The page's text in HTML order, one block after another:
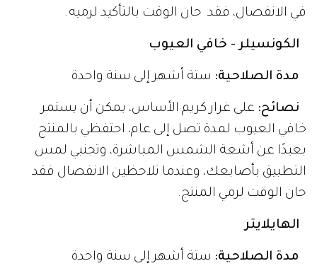
في الانفصال، فقد حان الوقت بالتأكيد لرميه.
الكونسيلر - خافي العيوب
مدة الصلاحية: ستة أشهر إلى سنة واحدة
نصائح: على غرار كريم الأساس، يمكن أن يستمر
خافي العيوب لمدة تصل إلى عام، احتفظي بالمنتج
بعيدًا عن أشعة الشمس المباشرة، وتجنبي لمس
التطبيق بأصابعك، وعندما تلاحظين الانفصال فقد
حان الوقت لرمي المنتج.
الهايلايتر
مدة الصلاحية: ستة أشهر إلى سنة واحدة